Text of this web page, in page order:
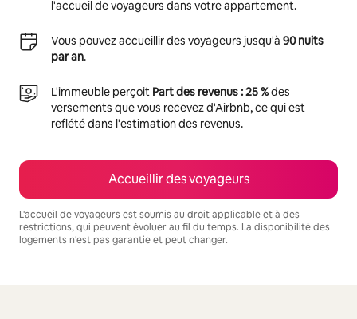
l'accueil de voyageurs dans votre appartement.
Vous pouvez accueillir des voyageurs jusqu'à 90 nuits
par an.
L'immeuble perçoit Part des revenus : 25 %des
versements que vous recevez d'Airbnb, ce qui est
reflété dans l'estimation des revenus.
Accueillir des voyageurs
L'accueil de voyageurs est soumis au droit applicable et à des
restrictions, qui peuvent évoluer au fil du temps. La disponibilité des
logements n'est pas garantie et peut changer.